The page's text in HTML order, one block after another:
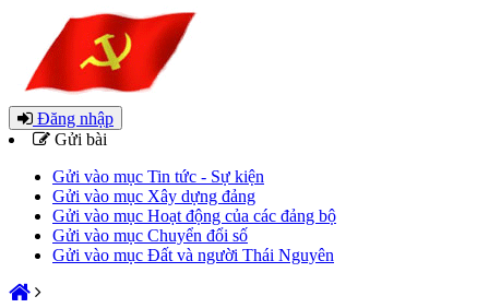
Đăng nhập
Gửi bài
Gửi vào mục Tin tức - Sự kiện
Gửi vào mục Xây dựng đảng
Gửi vào mục Hoạt động của các đảng bộ
Gửi vào mục Chuyển đổi số
Gửi vào mục Đất và người Thái Nguyên